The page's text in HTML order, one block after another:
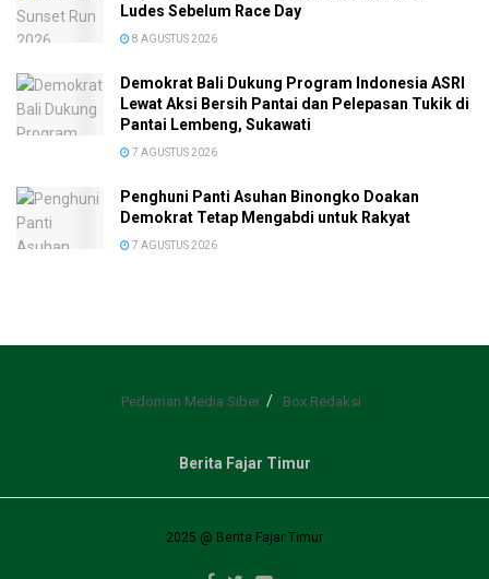
Ludes Sebelum Race Day
8 AGUSTUS 2026
Demokrat Bali Dukung Program Indonesia ASRI
Lewat Aksi Bersih Pantai dan Pelepasan Tukik di
Pantai Lembeng, Sukawati
7 AGUSTUS 2026
Penghuni Panti Asuhan Binongko Doakan
Demokrat Tetap Mengabdi untuk Rakyat
7 AGUSTUS 2026
Pedoman Media Siber Box Redaksi
Berita Fajar Timur
2025 @ Berita Fajar Timur